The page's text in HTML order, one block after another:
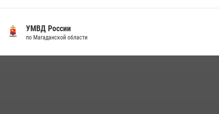
Кинологический тандем из Магадана завоевал бронзу на
УМВД России
по Магаданской области